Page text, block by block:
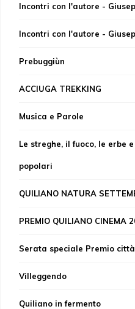
Incontri con l'autore -
Incontri con l'autore -
Prebuggiùn
ACCIUGA TREKKING
Musica e Parole
Le streghe, il fuoco, le erbe
popolari
QUILIANO NATURA
PREMIO QUILIANO CINEMA
Serata speciale Premio
Villeggendo
Quiliano in fermento